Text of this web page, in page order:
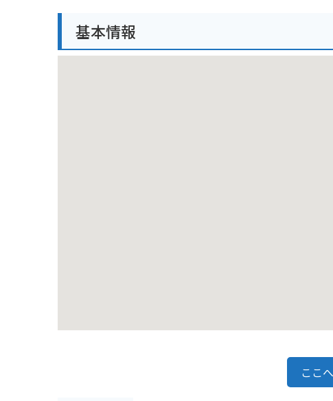
楽しめる、バイクツーリングにも最適なルートです。道の
基本情報
ここ